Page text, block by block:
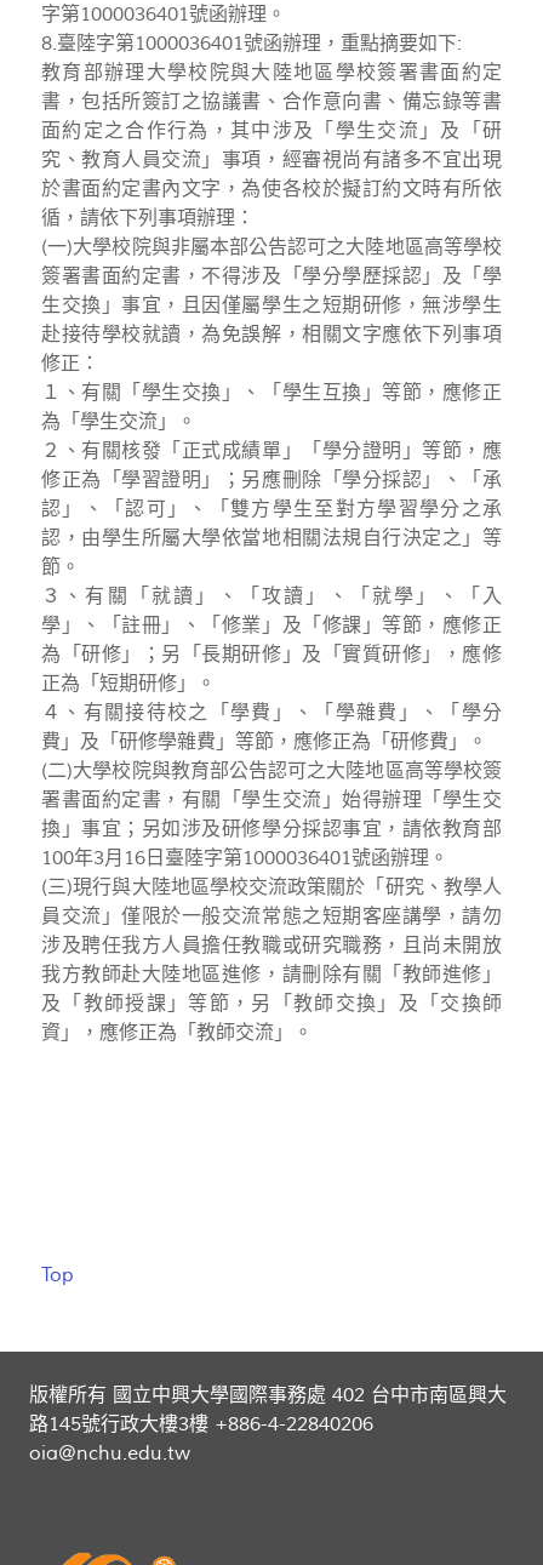
字第1000036401號函辦理。
8.臺陸字第1000036401號函辦理，重點摘要如下:
教育部辦理大學校院與大陸地區學校簽署書面約定
書，包括所簽訂之協議書、合作意向書、備忘錄等書
面約定之合作行為，其中涉及「學生交流」及「研
究、教育人員交流」事項，經審視尚有諸多不宜出現
於書面約定書內文字，為使各校於擬訂約文時有所依
循，請依下列事項辦理：
(一)大學校院與非屬本部公告認可之大陸地區高等學校
簽署書面約定書，不得涉及「學分學歷採認」及「學
生交換」事宜，且因僅屬學生之短期研修，無涉學生
赴接待學校就讀，為免誤解，相關文字應依下列事項
修正：
１、有關「學生交換」、「學生互換」等節，應修正
為「學生交流」。
２、有關核發「正式成績單」「學分證明」等節，應
修正為「學習證明」；另應刪除「學分採認」、「承
認」、「認可」、「雙方學生至對方學習學分之承
認，由學生所屬大學依當地相關法規自行決定之」等
節。
３、有關「就讀」、「攻讀」、「就學」、「入
學」、「註冊」、「修業」及「修課」等節，應修正
為「研修」；另「長期研修」及「實質研修」，應修
正為「短期研修」。
４、有關接待校之「學費」、「學雜費」、「學分
費」及「研修學雜費」等節，應修正為「研修費」。
(二)大學校院與教育部公告認可之大陸地區高等學校簽
署書面約定書，有關「學生交流」始得辦理「學生交
換」事宜；另如涉及研修學分採認事宜，請依教育部
100年3月16日臺陸字第1000036401號函辦理。
(三)現行與大陸地區學校交流政策關於「研究、教學人
員交流」僅限於一般交流常態之短期客座講學，請勿
涉及聘任我方人員擔任教職或研究職務，且尚未開放
我方教師赴大陸地區進修，請刪除有關「教師進修」
及「教師授課」等節，另「教師交換」及「交換師
資」，應修正為「教師交流」。
Top
版權所有 國立中興大學國際事務處 402 台中市南區興大
路145號行政大樓3樓 +886-4-22840206
oia@nchu.edu.tw